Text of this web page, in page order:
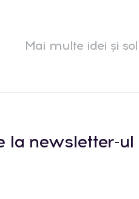
Mai multe idei și
la newsletter-ul